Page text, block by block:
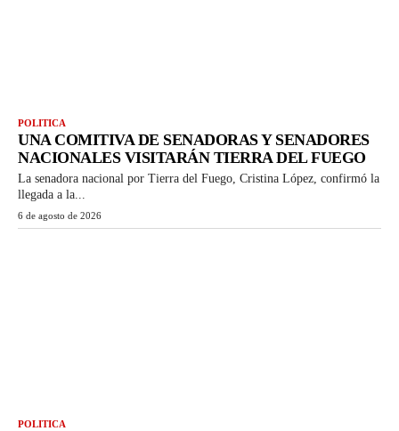
POLITICA
UNA COMITIVA DE SENADORAS Y SENADORES
NACIONALES VISITARÁN TIERRA DEL FUEGO
La senadora nacional por Tierra del Fuego, Cristina López, confirmó la
llegada a la...
6 de agosto de 2026
POLITICA